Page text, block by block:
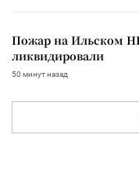
Пожар на Ильском
ликвидировали
50 минут назад